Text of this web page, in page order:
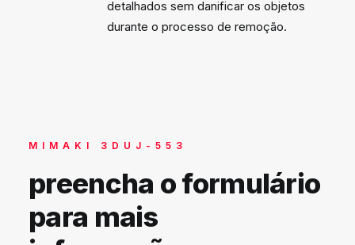
detalhados sem danificar os objetos
durante o processo de remoção.
MIMAKI 3DUJ-553
preencha o formulário
para mais